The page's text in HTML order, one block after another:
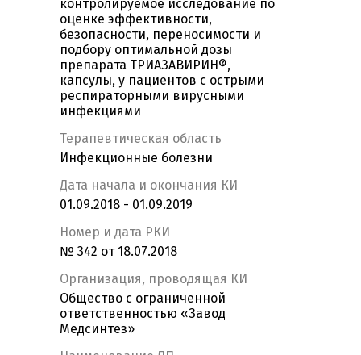
контролируемое исследование по
оценке эффективности,
безопасности, переносимости и
подбору оптимальной дозы
препарата ТРИАЗАВИРИН®,
капсулы, у пациентов с острыми
респираторными вирусными
инфекциями
Терапевтическая область
Инфекционные болезни
Дата начала и окончания КИ
01.09.2018 - 01.09.2019
Номер и дата РКИ
№ 342 от 18.07.2018
Организация, проводящая КИ
Общество с ограниченной
ответственностью «Завод
Медсинтез»